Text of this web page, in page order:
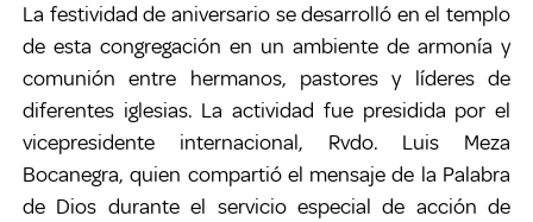
La festividad de aniversario se desarrolló en el templo
de esta congregación en un ambiente de armonía y
comunión entre hermanos, pastores y líderes de
diferentes iglesias. La actividad fue presidida por el
vicepresidente internacional, Rvdo. Luis Meza
Bocanegra, quien compartió el mensaje de la Palabra
de Dios durante el servicio especial de acción de